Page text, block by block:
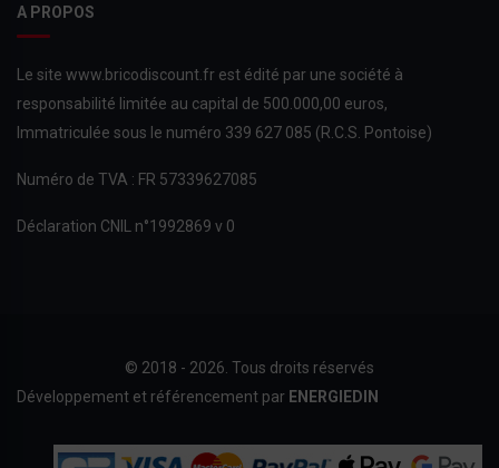
A PROPOS
Le site www.bricodiscount.fr est édité par une société à
responsabilité limitée au capital de 500.000,00 euros,
Immatriculée sous le numéro 339 627 085 (R.C.S. Pontoise)
Numéro de TVA : FR 57339627085
Déclaration CNIL n°1992869 v 0
© 2018 - 2026. Tous droits réservés
Développement et référencement par ENERGIEDIN